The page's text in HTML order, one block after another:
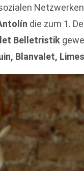
die zum 1.
Belletristik
Blanvalet,